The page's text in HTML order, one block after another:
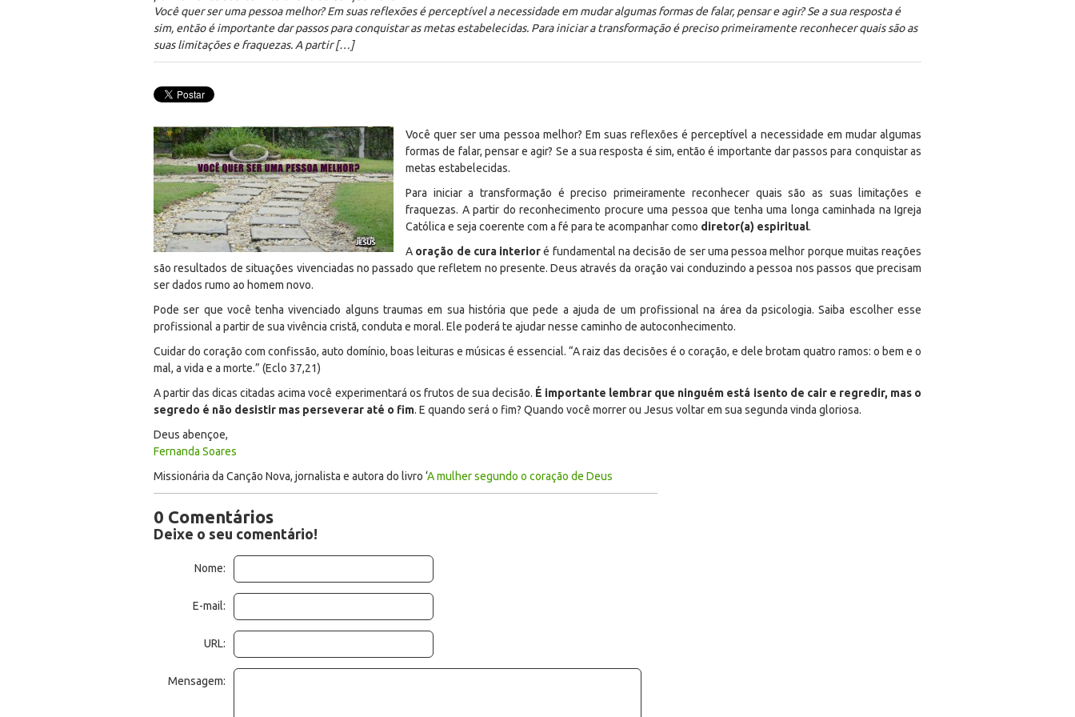
Você quer ser uma pessoa melhor? Em suas reflexões é perceptível a necessidade em mudar algumas formas de falar, pensar e agir? Se a sua resposta é
sim, então é importante dar passos para conquistar as metas estabelecidas. Para iniciar a transformação é preciso primeiramente reconhecer quais são as
suas limitações e fraquezas. A partir […]
Você quer ser uma pessoa melhor? Em suas reflexões é perceptível a necessidade em mudar algumas
formas de falar, pensar e agir? Se a sua resposta é sim, então é importante dar passos para conquistar as
metas estabelecidas.
Para iniciar a transformação é preciso primeiramente reconhecer quais são as suas limitações e
fraquezas. A partir do reconhecimento procure uma pessoa que tenha uma longa caminhada na Igreja
Católica e seja coerente com a fé para te acompanhar como diretor(a) espiritual.
A oração de cura interioré fundamental na decisão de ser uma pessoa melhor porque muitas reações
são resultados de situações vivenciadas no passado que refletem no presente. Deus através da oração vai conduzindo a pessoa nos passos que precisam
ser dados rumo ao homem novo.
Pode ser que você tenha vivenciado alguns traumas em sua história que pede a ajuda de um profissional na área da psicologia. Saiba escolher esse
profissional a partir de sua vivência cristã, conduta e moral. Ele poderá te ajudar nesse caminho de autoconhecimento.
Cuidar do coração com confissão, auto domínio, boas leituras e músicas é essencial. “A raiz das decisões é o coração, e dele brotam quatro ramos: o bem e o
mal, a vida e a morte.” (Eclo 37,21)
A partir das dicas citadas acima você experimentará os frutos de sua decisão. É importante lembrar que ninguém está isento de cair e regredir, mas o
segredo é não desistir mas perseverar até o fim. E quando será o fim? Quando você morrer ou Jesus voltar em sua segunda vinda gloriosa.
Deus abençoe,
Fernanda Soares
Missionária da Canção Nova, jornalista e autora do livro ‘A mulher segundo o coração de Deus
0 Comentários
Deixe o seu comentário!
Nome:
E-mail:
URL:
Mensagem: